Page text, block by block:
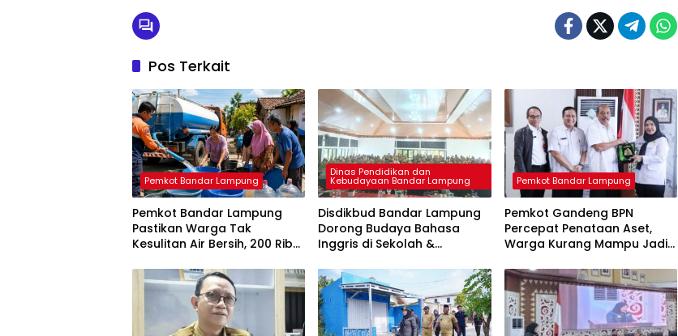
Pos Terkait
Pemkot Bandar Lampung
Pemkot Bandar Lampung
Pastikan Warga Tak
Kesulitan Air Bersih, 200 Ribu
Dinas Pendidikan dan
Kebudayaan Bandar Lampung
Disdikbud Bandar Lampung
Dorong Budaya Bahasa
Inggris di Sekolah &
Pemkot Bandar Lampung
Pemkot Gandeng BPN
Percepat Penataan Aset,
Warga Kurang Mampu Jadi